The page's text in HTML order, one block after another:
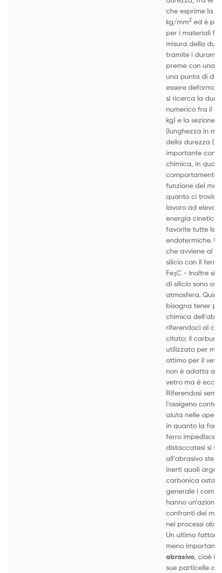
che esprime la
kg/mm2ed è
per i materiali
misura della
tramite i
preme con una
una punta di
essere
si ricerca la
numerico fra il
kg) e la sezione
(lunghezza in
della durezza
importante
chimica, in
comportamento
funzione del
quanto ci
lavoro ad
energia cinetica
favorite tutte le
endotermiche.
che avviene al
silicio con il
Fe3C - Inoltre
di silicio sono
atmosfera.
bisogna tener
chimica
riferendoci al
citato; il carburo
utilizzato per
ottimo per il
non è adatta
vetro ma è
Riferendosi
l'ossigeno
aiuta nelle
in quanto la
ferro impedisce
distaccatesi si
all'abrasivo
inerti quali argo,
carbonica
generale i
hanno un'azione
confronti dei
nei processi
Un ultimo
meno
abrasivo, cioè il
sue particelle o